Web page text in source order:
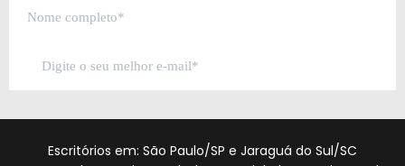
Escritórios em: São Paulo/SP e Jaraguá do Sul/SC